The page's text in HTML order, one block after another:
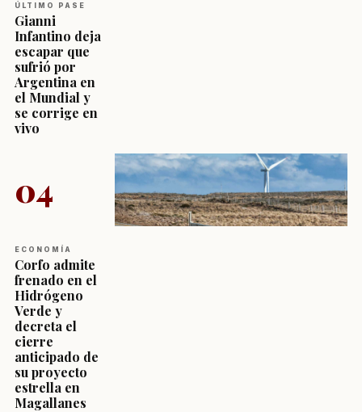
ÚLTIMO PASE
Gianni
Infantino deja
escapar que
sufrió por
Argentina en
el Mundial y
se corrige en
vivo
04
ECONOMÍA
Corfo admite
frenado en el
Hidrógeno
Verde y
decreta el
cierre
anticipado de
su proyecto
estrella en
Magallanes